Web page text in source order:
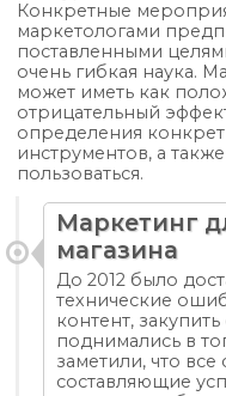
Конкретные
маркетологами
поставленными
очень гибкая наука.
может иметь как
отрицательный
определения
инструментов, а
пользоваться.
Маркетинг
магазина
До 2012 было
технические
контент,
поднимались в
заметили, что
составляющие